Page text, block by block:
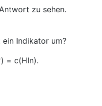
zu sehen.
Indikator um?
= c(HIn).